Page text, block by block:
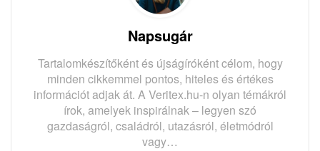
Napsugár
Tartalomkészítőként és újságíróként célom, hogy
minden cikkemmel pontos, hiteles és értékes
információt adjak át. A Veritex.hu-n olyan témákról
írok, amelyek inspirálnak – legyen szó
gazdaságról, családról, utazásról, életmódról
vagy…